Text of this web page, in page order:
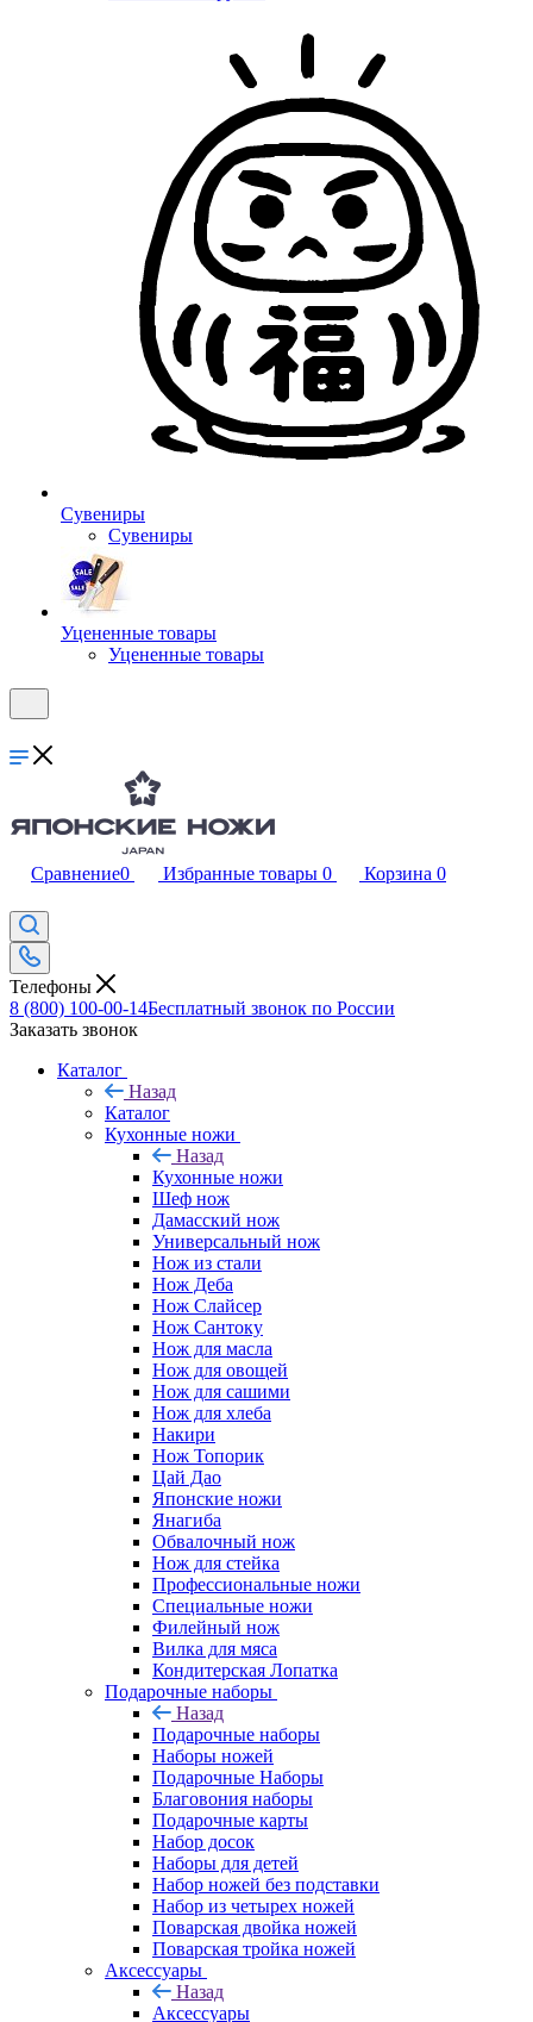
Сувениры
Сувениры
Уцененные товары
Уцененные товары
Сравнение0 Избранные товары 0 Корзина 0
Телефоны
8 (800) 100-00-14Бесплатный звонок по России
Заказать звонок
Каталог
Назад
Каталог
Кухонные ножи
Назад
Кухонные ножи
Шеф нож
Дамасский нож
Универсальный нож
Нож из стали
Нож Деба
Нож Слайсер
Нож Сантоку
Нож для масла
Нож для овощей
Нож для сашими
Нож для хлеба
Накири
Нож Топорик
Цай Дао
Японские ножи
Янагиба
Обвалочный нож
Нож для стейка
Профессиональные ножи
Специальные ножи
Филейный нож
Вилка для мяса
Кондитерская Лопатка
Подарочные наборы
Назад
Подарочные наборы
Наборы ножей
Подарочные Наборы
Благовония наборы
Подарочные карты
Набор досок
Наборы для детей
Набор ножей без подставки
Набор из четырех ножей
Поварская двойка ножей
Поварская тройка ножей
Аксессуары
Назад
Аксессуары